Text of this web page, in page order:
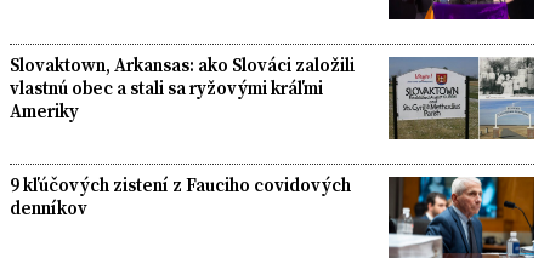
Slovaktown, Arkansas: ako Slováci založili
vlastnú obec a stali sa ryžovými kráľmi
Ameriky
9 kľúčových zistení z Fauciho covidových
denníkov